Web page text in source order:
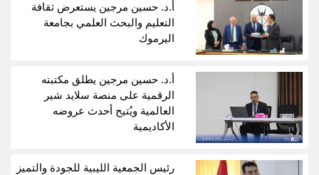
أ.د. حسين مرجين يستعرض ثقافة
التعليم والبحث العلمي بجامعة
اليرموك
أ.د. حسين مرجين يطلق مكتبته
الرقمية على منصة سلايد شير
العالمية ويُتيح أحدث عروضه
الأكاديمية
رئيس الجمعية الليبية للجودة والتميز